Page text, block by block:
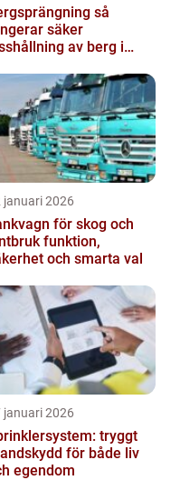
så
säker
av berg i
januari 2026
för skog och
funktion,
och smarta val
januari 2026
tryggt
för både liv
egendom